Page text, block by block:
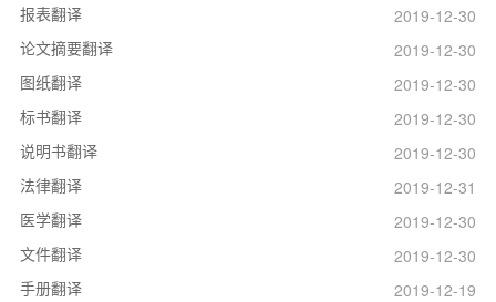
报表翻译
2019-12-30
论文摘要翻译
2019-12-30
图纸翻译
2019-12-30
标书翻译
2019-12-30
说明书翻译
2019-12-30
法律翻译
2019-12-31
医学翻译
2019-12-30
文件翻译
2019-12-30
手册翻译
2019-12-19